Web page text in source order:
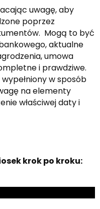
uwagę, aby
poprzez
Mogą to być
aktualne
umowa
i prawdziwe.
w sposób
na elementy
właściwej daty i
krok po kroku: